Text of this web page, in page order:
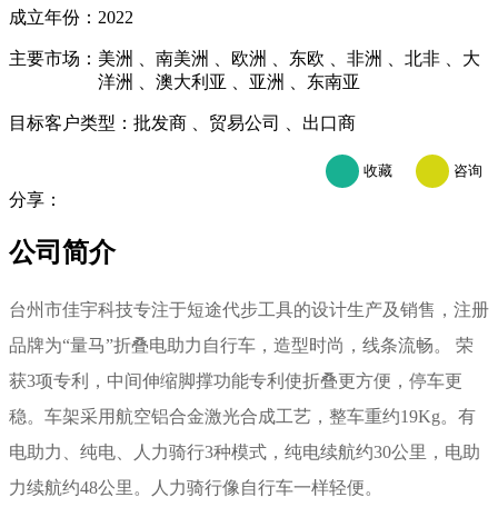
成立年份 ：2022
主要市场 ： 美洲 、南美洲 、欧洲 、东欧 、非洲 、北非 、大
洋洲 、澳大利亚 、亚洲 、东南亚
目标客户类型 ： 批发商 、贸易公司 、出口商
收藏 咨询
分享：
公司简介
台州市佳宇科技专注于短途代步工具的设计生产及销售，注册
品牌为“量马”折叠电助力自行车，造型时尚，线条流畅。 荣
获3项专利，中间伸缩脚撑功能专利使折叠更方便，停车更
稳。车架采用航空铝合金激光合成工艺，整车重约19Kg。有
电助力、纯电、人力骑行3种模式，纯电续航约30公里，电助
力续航约48公里。人力骑行像自行车一样轻便。